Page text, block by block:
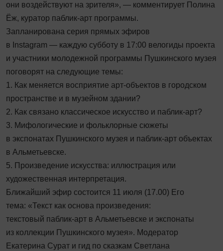
они воздействуют на зрителя», — комментирует Полина
Ёж, куратор паблик-арт программы.
Запланирована серия прямых эфиров
в Instagram — каждую субботу в 17:00 велогиды проекта
и участники молодежной программы Пушкинского музея
поговорят на следующие темы:
1. Как меняется восприятие арт-объектов в городском
пространстве и в музейном здании?
2. Как связано классическое искусство и паблик-арт?
3. Мифологические и фольклорные сюжеты
в экспонатах Пушкинского музея и паблик-арт объектах
в Альметьевске.
5. Произведение искусства: иллюстрация или
художественная интерпретация.
Ближайший эфир состоится 11 июля (17.00) Его
тема: «Текст как основа произведения:
текстовый паблик-арт в Альметьевске и экспонаты
из коллекции Пушкинского музея». Модератор
Екатерина Сурат и гид по сказкам Светлана